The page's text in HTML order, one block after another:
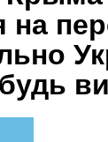
на